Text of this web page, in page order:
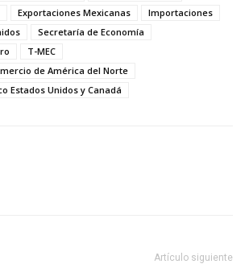
Exportaciones Mexicanas
Importaciones
Secretaría de Economía
T-MEC
de América del Norte
Estados Unidos y Canadá
Artículo siguiente